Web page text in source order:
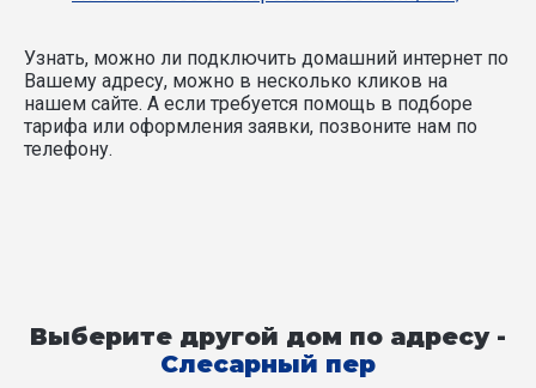
Узнать, можно ли подключить домашний интернет по
Вашему адресу, можно в несколько кликов на
нашем сайте. А если требуется помощь в подборе
тарифа или оформления заявки, позвоните нам по
телефону.
Выберите другой дом по адресу -
Слесарный пер